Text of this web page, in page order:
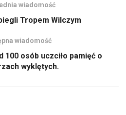
wiadomość
Tropem Wilczym
wiadomość
100 osób uczciło pamięć o
wyklętych.